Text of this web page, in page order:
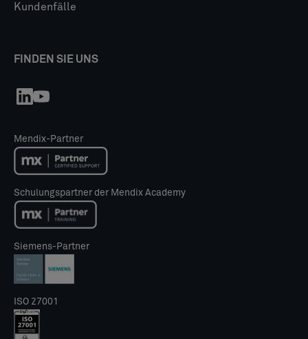
Kundenfälle
FINDEN SIE UNS
Mendix-Partner
Schulungspartner der Mendix Academy
Siemens-Partner
ISO 27001